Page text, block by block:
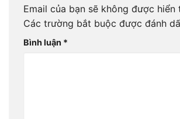
Email của bạn sẽ không được hiển
Các trường bắt buộc được đánh
Bình luận *